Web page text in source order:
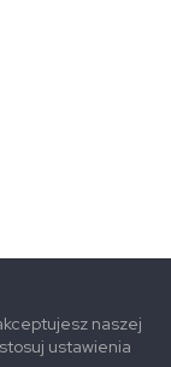
naszej
ustawienia